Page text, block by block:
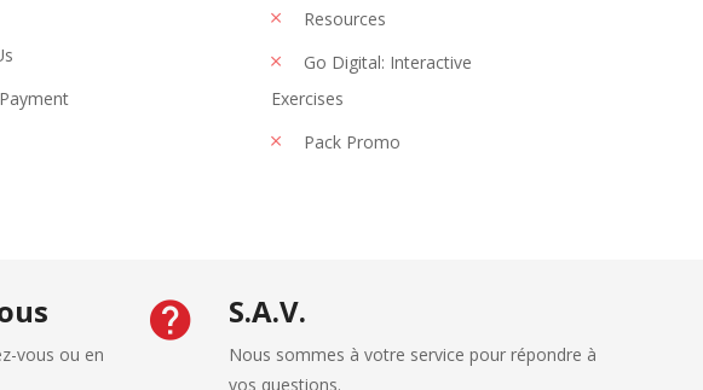
Resources
Go Digital: Interactive
Exercises
Pack Promo
vous ou en
S.A.V.
Nous sommes à votre service pour répondre à
vos questions.